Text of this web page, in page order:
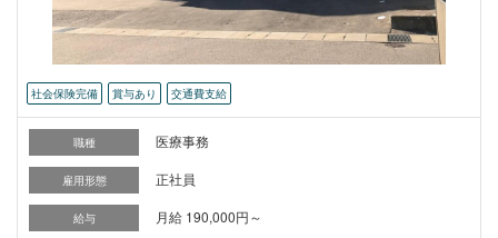
社会保険完備 賞与あり 交通費支給
職種 医療事務
雇用形態 正社員
給与 月給 190,000円～